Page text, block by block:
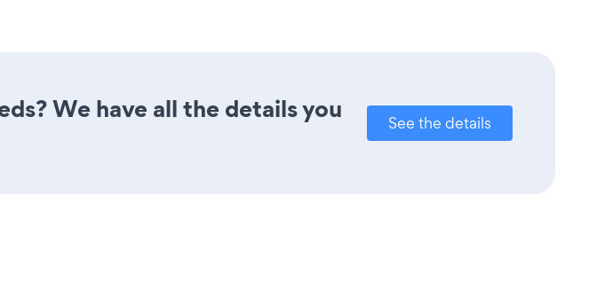
We have all the details you
See the details